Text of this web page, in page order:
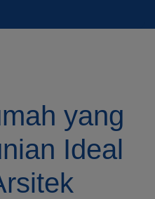
yang
Ideal